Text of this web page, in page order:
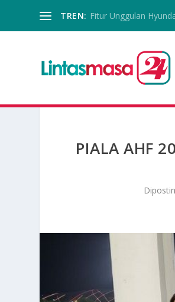
TREN: Fitur Unggulan
PIALA AHF